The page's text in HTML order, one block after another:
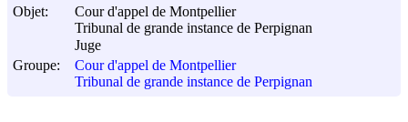
Objet:
Cour d'appel de Montpellier
Tribunal de grande instance de Perpignan
Juge
Groupe:
Cour d'appel de Montpellier
Tribunal de grande instance de Perpignan